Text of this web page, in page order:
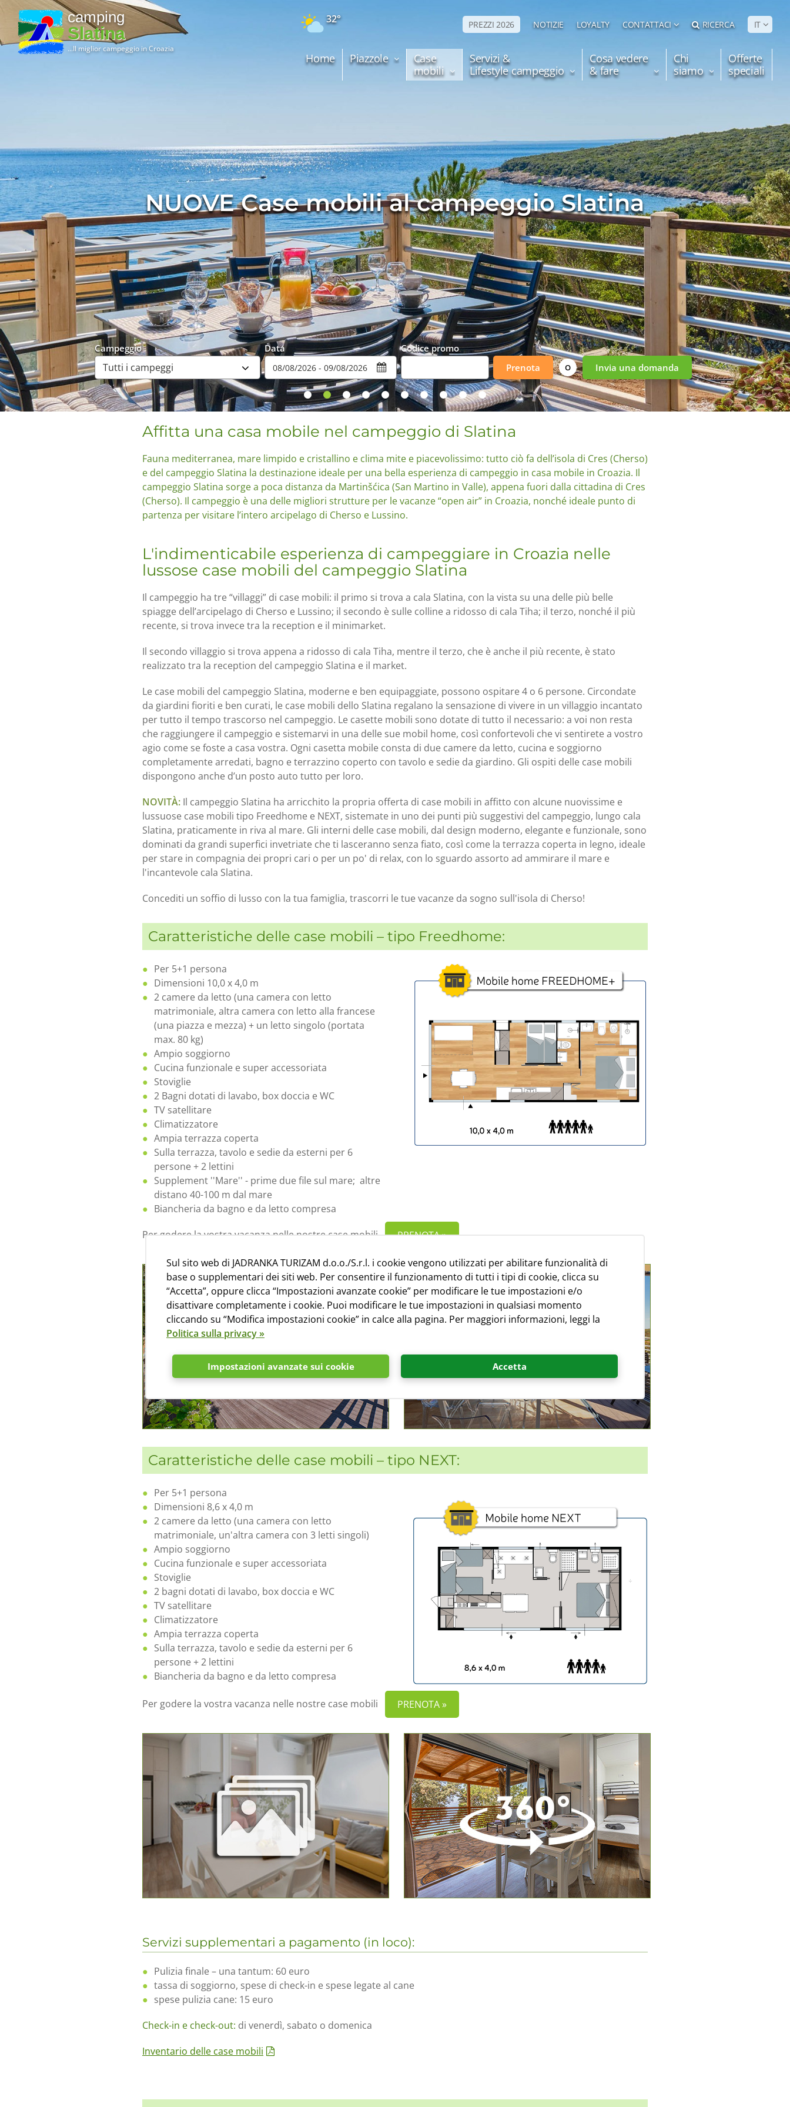
camping
Slatina
...Il miglior campeggio in Croazia
32° PREZZI 2026 NOTIZIE LOYALTY CONTATTACI RICERCA IT
Home Piazzole
Case
mobili
Servizi &
Lifestyle campeggio
Cosa vedere
& fare
Chi
siamo
Offerte
speciali
Campeggio Data
Codice promo
Prenota
O Invia una domanda
NUOVE Case mobili al campeggio Slatina
Affitta una casa mobile nel campeggio di Slatina
Fauna mediterranea, mare limpido e cristallino e clima mite e piacevolissimo: tutto ciò fa dell’isola di Cres (Cherso)
e del campeggio Slatina la destinazione ideale per una bella esperienza di campeggio in casa mobile in Croazia. Il
campeggio Slatina sorge a poca distanza da Martinšćica (San Martino in Valle), appena fuori dalla cittadina di Cres
(Cherso). Il campeggio è una delle migliori strutture per le vacanze “open air” in Croazia, nonché ideale punto di
partenza per visitare l’intero arcipelago di Cherso e Lussino.
L'indimenticabile esperienza di campeggiare in Croazia nelle
lussose case mobili del campeggio Slatina
Il campeggio ha tre “villaggi” di case mobili: il primo si trova a cala Slatina, con la vista su una delle più belle
spiagge dell’arcipelago di Cherso e Lussino; il secondo è sulle colline a ridosso di cala Tiha; il terzo, nonché il più
recente, si trova invece tra la reception e il minimarket.
Il secondo villaggio si trova appena a ridosso di cala Tiha, mentre il terzo, che è anche il più recente, è stato
realizzato tra la reception del campeggio Slatina e il market.
Le case mobili del campeggio Slatina, moderne e ben equipaggiate, possono ospitare 4 o 6 persone. Circondate
da giardini fioriti e ben curati, le case mobili dello Slatina regalano la sensazione di vivere in un villaggio incantato
per tutto il tempo trascorso nel campeggio. Le casette mobili sono dotate di tutto il necessario: a voi non resta
che raggiungere il campeggio e sistemarvi in una delle sue mobil home, così confortevoli che vi sentirete a vostro
agio come se foste a casa vostra. Ogni casetta mobile consta di due camere da letto, cucina e soggiorno
completamente arredati, bagno e terrazzino coperto con tavolo e sedie da giardino. Gli ospiti delle case mobili
dispongono anche d’un posto auto tutto per loro.
NOVITÀ: Il campeggio Slatina ha arricchito la propria offerta di case mobili in affitto con alcune nuovissime e
lussuose case mobili tipo Freedhome e NEXT, sistemate in uno dei punti più suggestivi del campeggio, lungo cala
Slatina, praticamente in riva al mare. Gli interni delle case mobili, dal design moderno, elegante e funzionale, sono
dominati da grandi superfici invetriate che ti lasceranno senza fiato, così come la terrazza coperta in legno, ideale
per stare in compagnia dei propri cari o per un po' di relax, con lo sguardo assorto ad ammirare il mare e
l'incantevole cala Slatina.
Concediti un soffio di lusso con la tua famiglia, trascorri le tue vacanze da sogno sull'isola di Cherso!
Caratteristiche delle case mobili – tipo Freedhome:
Per 5+1 persona
Dimensioni 10,0 x 4,0 m
2 camere da letto (una camera con letto
matrimoniale, altra camera con letto alla francese
(una piazza e mezza) + un letto singolo (portata
max. 80 kg)
Ampio soggiorno
Cucina funzionale e super accessoriata
Stoviglie
2 Bagni dotati di lavabo, box doccia e WC
TV satellitare
Climatizzatore
Ampia terrazza coperta
Sulla terrazza, tavolo e sedie da esterni per 6
persone + 2 lettini
Supplement ''Mare'' - prime due file sul mare; altre
distano 40-100 m dal mare
Biancheria da bagno e da letto compresa
Per godere la vostra vacanza nelle nostre case mobili
PRENOTA »
Caratteristiche delle case mobili – tipo NEXT:
Per 5+1 persona
Dimensioni 8,6 x 4,0 m
2 camere da letto (una camera con letto
matrimoniale, un'altra camera con 3 letti singoli)
Ampio soggiorno
Cucina funzionale e super accessoriata
Stoviglie
2 bagni dotati di lavabo, box doccia e WC
TV satellitare
Climatizzatore
Ampia terrazza coperta
Sulla terrazza, tavolo e sedie da esterni per 6
persone + 2 lettini
Biancheria da bagno e da letto compresa
Per godere la vostra vacanza nelle nostre case mobili PRENOTA »
Servizi supplementari a pagamento (in loco):
Pulizia finale – una tantum: 60 euro
tassa di soggiorno, spese di check-in e spese legate al cane
spese pulizia cane: 15 euro
Check-in e check-out: di venerdì, sabato o domenica
Inventario delle case mobili
Sul sito web di JADRANKA TURIZAM d.o.o./S.r.l. i cookie vengono utilizzati per abilitare funzionalità di
base o supplementari dei siti web. Per consentire il funzionamento di tutti i tipi di cookie, clicca su
“Accetta”, oppure clicca “Impostazioni avanzate cookie” per modificare le tue impostazioni e/o
disattivare completamente i cookie. Puoi modificare le tue impostazioni in qualsiasi momento
cliccando su “Modifica impostazioni cookie” in calce alla pagina. Per maggiori informazioni, leggi la
Politica sulla privacy »
Impostazioni avanzate sui cookie Accetta